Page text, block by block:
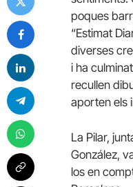
poques
“Estimat
diverses
i ha
recullen
aporten els
La Pilar,
González,
los en